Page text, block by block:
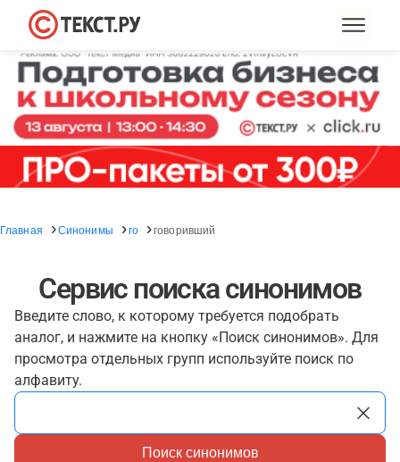
Главная Синонимы го говоривший
Сервис поиска синонимов
Введите слово, к которому требуется подобрать
аналог, и нажмите на кнопку «Поиск синонимов». Для
просмотра отдельных групп используйте поиск по
алфавиту.
Поиск синонимов